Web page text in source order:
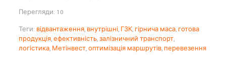
Перегляди: 10
Теги: відвантаження, внутрішні, ГЗК, гірнича маса, готова
продукція,ефективність,залізничний транспорт,
логістика, Метінвест,оптимізація маршрутів, перевезення